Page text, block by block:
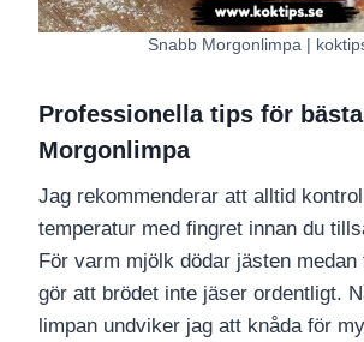
Snabb Morgonlimpa |
Professionella tips för
Morgonlimpa
Jag rekommenderar att alltid
temperatur med fingret innan du
För varm mjölk dödar jästen
gör att brödet inte jäser ordentligt.
limpan undviker jag att knåda för